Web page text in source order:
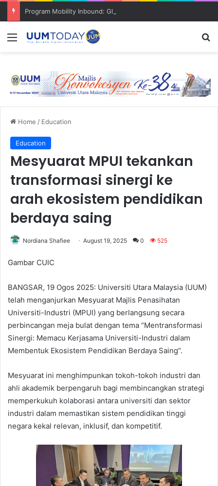
Menu
Home / Education
Education
Mesyuarat MPUI tekankan
transformasi sinergi ke
arah ekosistem pendidikan
berdaya saing
Nordiana Shafiee August 19, 2025 0 525
Gambar CUIC
BANGSAR, 19 Ogos 2025: Universiti Utara Malaysia (UUM)
telah menganjurkan Mesyuarat Majlis Penasihatan
Universiti-Industri (MPUI) yang berlangsung secara
perbincangan meja bulat dengan tema “Mentransformasi
Sinergi: Memacu Kerjasama Universiti-Industri dalam
Membentuk Ekosistem Pendidikan Berdaya Saing”.
Mesyuarat ini menghimpunkan tokoh-tokoh industri dan
ahli akademik berpengaruh bagi membincangkan strategi
memperkukuh kolaborasi antara universiti dan sektor
industri dalam memastikan sistem pendidikan tinggi
negara kekal relevan, inklusif, dan kompetitif.